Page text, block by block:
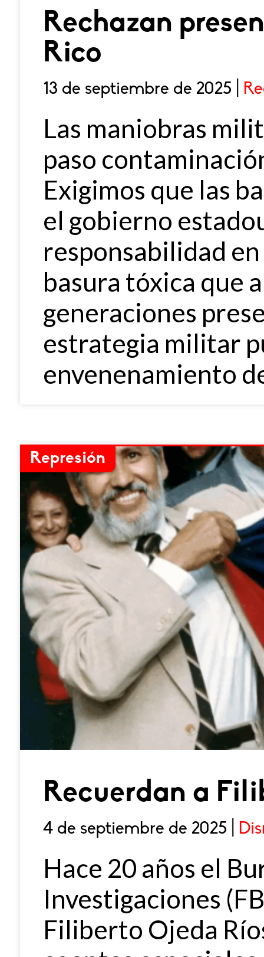
Rechazan
Rico
13 de septiembre de 2025 |
Las maniobras
paso
Exigimos que las
el gobierno
responsabilidad
basura tóxica que
generaciones
estrategia militar
envenenamiento
Represión
Recuerdan a
4 de septiembre de 2025 |
Hace 20 años el
Investigaciones
Filiberto Ojeda